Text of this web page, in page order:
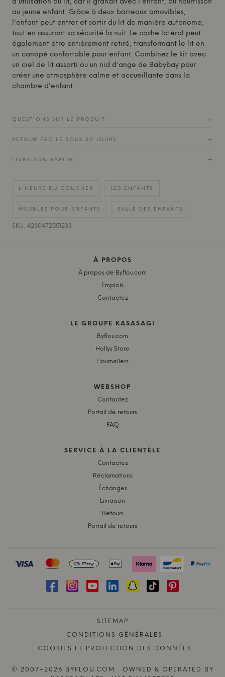
d'utilisation du lit, car il grandit avec l'enfant, du nourrisson
au jeune enfant. Grâce à deux barreaux amovibles,
l'enfant peut entrer et sortir du lit de manière autonome,
tout en assurant sa sécurité la nuit. Le cadre latéral peut
également être entièrement retiré, transformant le lit en
un canapé confortable pour enfant. Combinez le kit avec
un ciel de lit assorti ou un nid d'ange de Babybay pour
créer une atmosphère calme et accueillante dans la
chambre d'enfant.
QUESTIONS SUR LE PRODUIT +
RETOUR FACILE SOUS 30 JOURS +
LIVRAISON RAPIDE +
L'HEURE DU COUCHER LES ENFANTS
MEUBLES POUR ENFANTS SALLE DES ENFANTS
SKU: 4260472551233
À PROPOS
À propos de Byflou.com
Emplois
Contactez
LE GROUPE KASASAGI
Byflou.com
Hollys Store
Houmøllers
WEBSHOP
Contactez
Portail de retours
FAQ
SERVICE À LA CLIENTÈLE
Contactez
Réclamations
Échanges
Livraison
Retours
Portail de retours
SITEMAP
CONDITIONS GÉNÉRALES
COOKIES ET PROTECTION DES DONNÉES
© 2007–2026 BYFLOU.COM · OWNED & OPERATED BY